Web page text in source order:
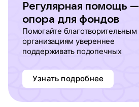
Регулярная помощь —
опора для фондов
Помогайте благотворительным
организациям увереннее
поддерживать подопечных
Узнать подробнее